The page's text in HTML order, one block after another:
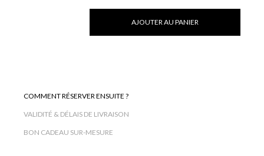
AJOUTER AU PANIER
COMMENT RÉSERVER ENSUITE ?
VALIDITÉ & DÉLAIS DE LIVRAISON
BON CADEAU SUR-MESURE